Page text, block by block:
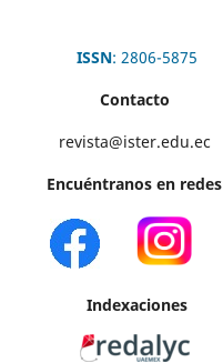
ISSN: 2806-5875
Contacto
revista@ister.edu.ec
Encuéntranos en redes
Indexaciones